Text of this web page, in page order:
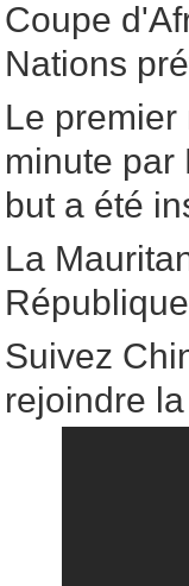
Coupe
Nations
Le
minute par
but a été
La
Suivez
rejoindre